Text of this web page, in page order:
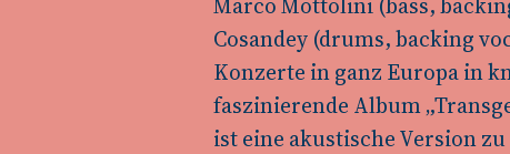
Cosandey (drums, backing
Konzerte in ganz Europa in
faszinierende Album
ist eine akustische Version zu